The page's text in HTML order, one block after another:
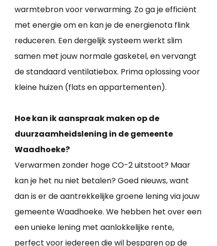
warmtebron voor verwarming. Zo ga je efficiënt
met energie om en kan je de energienota flink
reduceren. Een dergelijk systeem werkt slim
samen met jouw normale gasketel, en vervangt
de standaard ventilatiebox. Prima oplossing voor
kleine huizen (flats en appartementen).
Hoe kan ik aanspraak maken op de
duurzaamheidslening in de gemeente
Waadhoeke?
Verwarmen zonder hoge CO-2 uitstoot? Maar
kan je het nu niet betalen? Goed nieuws, want
dan is er de aantrekkelijke groene lening via jouw
gemeente Waadhoeke. We hebben het over een
een unieke lening met aanlokkelijke rente,
perfect voor iedereen die wil besparen op de